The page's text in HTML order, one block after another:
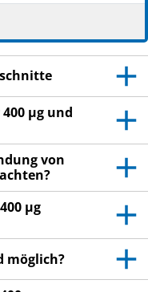
wenden Sie sich
an Dritte weiter.
auch wenn
haben wie Sie.
wenden Sie
Dies gilt auch
in dieser
Siehe Abschnitt
µg und
von
µg
möglich?